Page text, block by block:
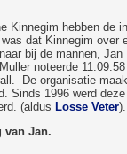
Kinnegim hebben de
dat Kinnegim over
bij de mannen,
noteerde
De organisatie
Sinds 1996 werd
(aldus Losse Veter).
van Jan.